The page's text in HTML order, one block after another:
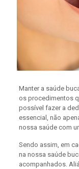
Manter a saúde
os procedimentos
possível fazer a
essencial, não
nossa saúde com
Sendo assim, em
na nossa saúde
acompanhados.